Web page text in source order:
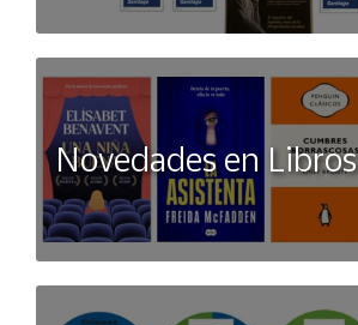
Novedades en Libros